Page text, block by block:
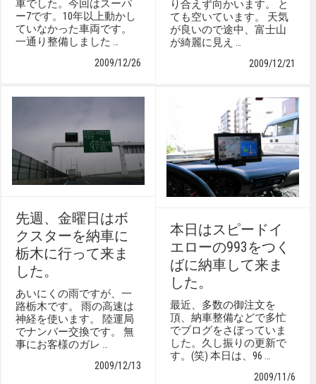
車でした。今回はスーパ
ー7です。10年以上動かし
ていなかった車両です。
一通り整備しました …
2009/12/26
り合えず向かいます。 と
ても空いています。 天気
が良いので途中、富士山
が綺麗に見え …
2009/12/21
先週、金曜日はボ
クスターを納車に
栃木に行って来ま
した。
あいにくの雨ですが、一
路栃木です。 雨の高速は
神経を使います。 陸運局
でナンバー交換です。 無
事にお客様のガレ …
2009/12/13
本日はスピードイ
エローの993をつく
ばに納車して来ま
した。
最近、多数の御注文を
頂、納車整備などで多忙
でブログをさぼっていま
した。久し振りの更新で
す。(笑) 本日は、96 …
2009/11/6